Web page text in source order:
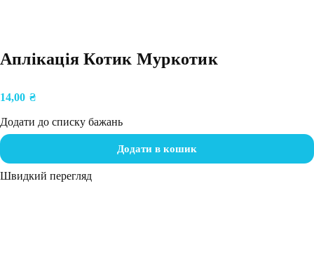
Аплікація Котик Муркотик
14,00 ₴
Додати до списку бажань
Додати в кошик
Швидкий перегляд